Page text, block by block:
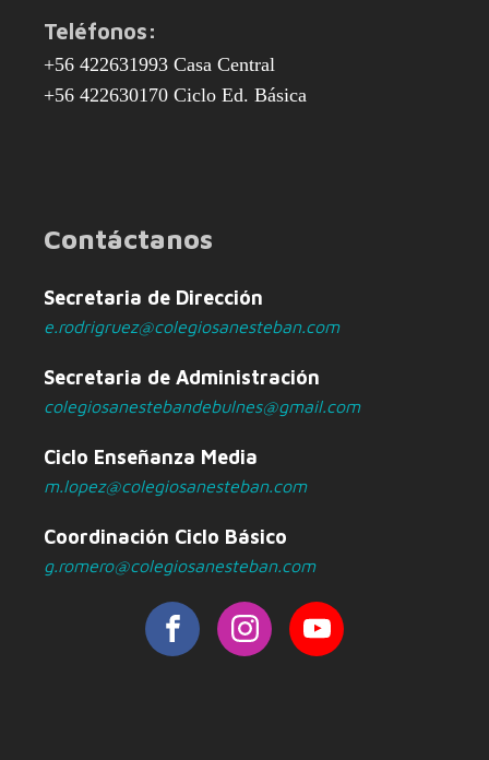
Teléfonos:
+56 422631993 Casa Central
+56 422630170 Ciclo Ed. Básica
Contáctanos
Secretaria de Dirección
e.rodrigruez@colegiosanesteban.com
Secretaria de Administración
colegiosanestebandebulnes@gmail.com
Ciclo Enseñanza Media
m.lopez@colegiosanesteban.com
Coordinación Ciclo Básico
g.romero@colegiosanesteban.com